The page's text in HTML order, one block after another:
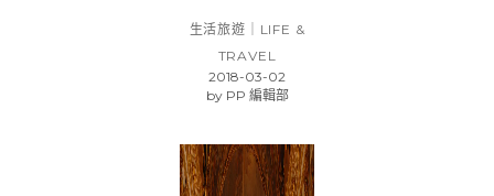
生活旅遊｜LIFE &
TRAVEL
2018-03-02
byPP 編輯部